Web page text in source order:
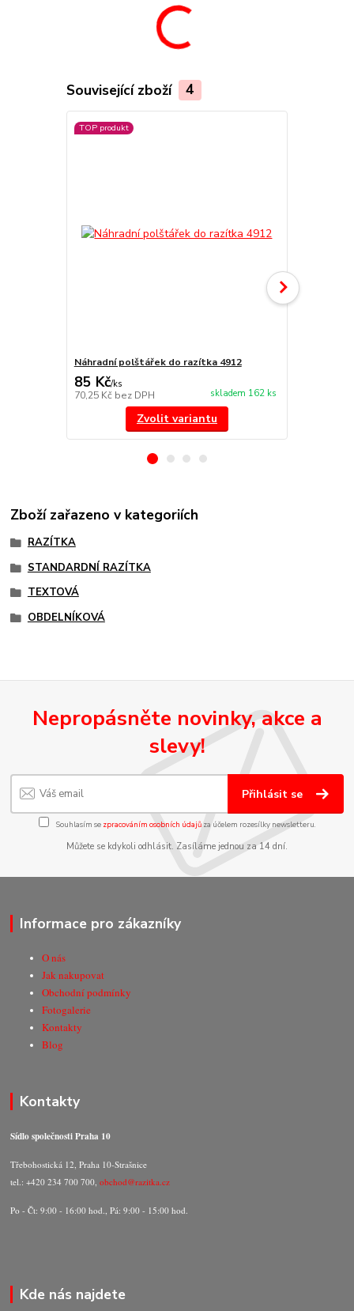
Související zboží 4
TOP produkt
Náhradní polštářek do razítka 4912
85 Kč/ks
70,25 Kč bez DPH skladem 162 ks
Zvolit variantu
Zboží zařazeno v kategoriích
RAZÍTKA
STANDARDNÍ RAZÍTKA
TEXTOVÁ
OBDELNÍKOVÁ
Nepropásněte novinky, akce a
slevy!
Přihlásit se
Souhlasím se zpracováním osobních údajůza účelem rozesílky newsletteru.
Můžete se kdykoli odhlásit. Zasíláme jednou za 14 dní.
Informace pro zákazníky
O nás
Jak nakupovat
Obchodní podmínky
Fotogalerie
Kontakty
Blog
Kontakty
Sídlo společnosti Praha 10
Třebohostická 12, Praha 10-Strašnice
tel.: +420 234 700 700,obchod@razitka.cz
Po - Čt: 9:00 - 16:00 hod., Pá: 9:00 - 15:00 hod.
Kde nás najdete